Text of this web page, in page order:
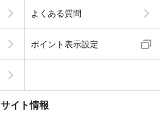
よくある質問
ポイント表示設定
サイト情報